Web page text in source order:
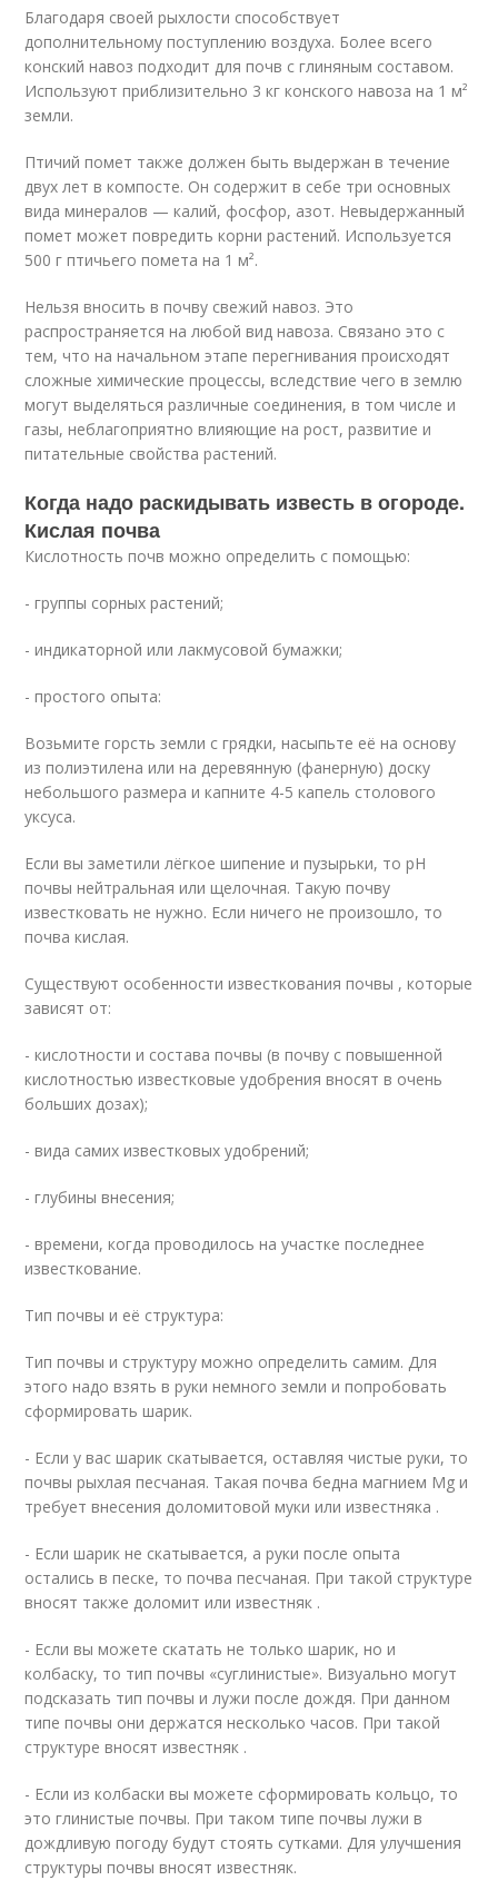
Благодаря своей рыхлости способствует
дополнительному поступлению воздуха. Более всего
конский навоз подходит для почв с глиняным составом.
Используют приблизительно 3 кг конского навоза на 1 м²
земли.
Птичий помет также должен быть выдержан в течение
двух лет в компосте. Он содержит в себе три основных
вида минералов — калий, фосфор, азот. Невыдержанный
помет может повредить корни растений. Используется
500 г птичьего помета на 1 м².
Нельзя вносить в почву свежий навоз. Это
распространяется на любой вид навоза. Связано это с
тем, что на начальном этапе перегнивания происходят
сложные химические процессы, вследствие чего в землю
могут выделяться различные соединения, в том числе и
газы, неблагоприятно влияющие на рост, развитие и
питательные свойства растений.
Когда надо раскидывать известь в огороде.
Кислая почва
Кислотность почв можно определить с помощью:
- группы сорных растений;
- индикаторной или лакмусовой бумажки;
- простого опыта:
Возьмите горсть земли с грядки, насыпьте её на основу
из полиэтилена или на деревянную (фанерную) доску
небольшого размера и капните 4-5 капель столового
уксуса.
Если вы заметили лёгкое шипение и пузырьки, то рН
почвы нейтральная или щелочная. Такую почву
известковать не нужно. Если ничего не произошло, то
почва кислая.
Существуют особенности известкования почвы , которые
зависят от:
- кислотности и состава почвы (в почву с повышенной
кислотностью известковые удобрения вносят в очень
больших дозах);
- вида самих известковых удобрений;
- глубины внесения;
- времени, когда проводилось на участке последнее
известкование.
Тип почвы и её структура:
Тип почвы и структуру можно определить самим. Для
этого надо взять в руки немного земли и попробовать
сформировать шарик.
- Если у вас шарик скатывается, оставляя чистые руки, то
почвы рыхлая песчаная. Такая почва бедна магнием Mg и
требует внесения доломитовой муки или известняка .
- Если шарик не скатывается, а руки после опыта
остались в песке, то почва песчаная. При такой структуре
вносят также доломит или известняк .
- Если вы можете скатать не только шарик, но и
колбаску, то тип почвы «суглинистые». Визуально могут
подсказать тип почвы и лужи после дождя. При данном
типе почвы они держатся несколько часов. При такой
структуре вносят известняк .
- Если из колбаски вы можете сформировать кольцо, то
это глинистые почвы. При таком типе почвы лужи в
дождливую погоду будут стоять сутками. Для улучшения
структуры почвы вносят известняк.